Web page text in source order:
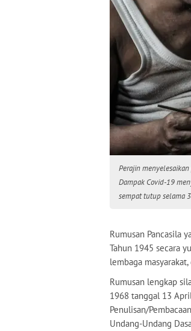
Perajin
Dampak Covid-19
sempat tutup selama
Rumusan Pancasila
Tahun 1945 secara
lembaga
Rumusan lengkap
1968 tanggal 13
Penulisan/
Undang-Undang